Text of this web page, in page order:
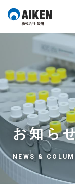
お知ら
NEWS &